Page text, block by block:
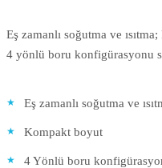
Eş zamanlı soğutma ve
4 yönlü boru konfigürasyonu
Eş zamanlı soğutma ve
Kompakt boyut
4 Yönlü boru